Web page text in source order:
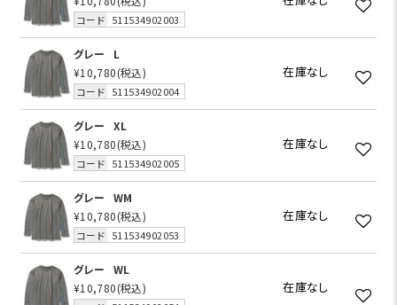
コード 511534902003
グレー
L
¥10,780(税込)
コード 511534902004
在庫なし
グレー
XL
¥10,780(税込)
コード 511534902005
在庫なし
グレー
WM
¥10,780(税込)
コード 511534902053
在庫なし
グレー
WL
¥10,780(税込) 在庫なし